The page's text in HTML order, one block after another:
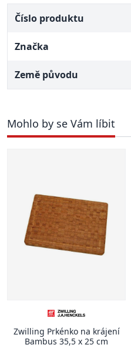
Číslo produktu
Značka
Země původu
Mohlo by se Vám líbit
Zwilling Prkénko na krájení
Bambus 35,5 x 25 cm